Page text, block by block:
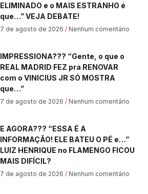
ELIMINADO e o MAIS ESTRANHO é
que…” VEJA DEBATE!
7 de agosto de 2026 Nenhum comentário
IMPRESSIONA??? “Gente, o que o
REAL MADRID FEZ pra RENOVAR
com o VINICIUS JR SÓ MOSTRA
que…”
7 de agosto de 2026 Nenhum comentário
E AGORA??? “ESSA É A
INFORMAÇÃO! ELE BATEU O PÉ e…”
LUIZ HENRIQUE no FLAMENGO FICOU
MAIS DIFÍCIL?
7 de agosto de 2026 Nenhum comentário